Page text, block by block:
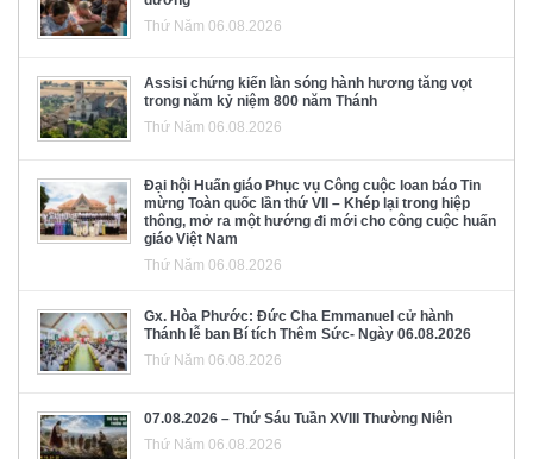
Thứ Năm 06.08.2026
Assisi chứng kiến làn sóng hành hương tăng vọt
trong năm kỷ niệm 800 năm Thánh
Thứ Năm 06.08.2026
Đại hội Huấn giáo Phục vụ Công cuộc loan báo Tin
mừng Toàn quốc lần thứ VII – Khép lại trong hiệp
thông, mở ra một hướng đi mới cho công cuộc huấn
giáo Việt Nam
Thứ Năm 06.08.2026
Gx. Hòa Phước: Đức Cha Emmanuel cử hành
Thánh lễ ban Bí tích Thêm Sức- Ngày 06.08.2026
Thứ Năm 06.08.2026
07.08.2026 – Thứ Sáu Tuần XVIII Thường Niên
Thứ Năm 06.08.2026